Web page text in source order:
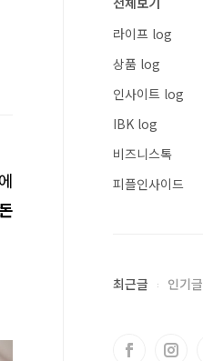
라이프 log
상품 log
인사이트 log
IBK log
비즈니스톡
피플인사이드
최근글 인기글